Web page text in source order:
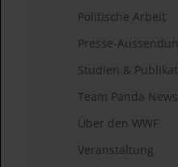
Politische Arbeit
Presse-
Studien &
Team Panda News
Über den WWF
Veranstaltung